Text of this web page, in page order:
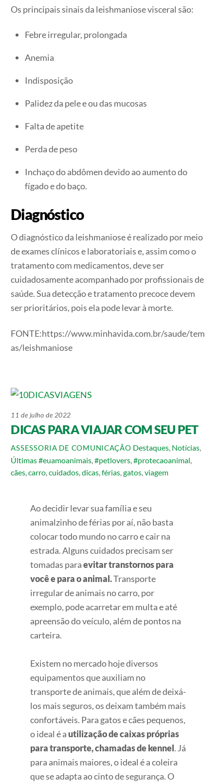
Os principais sinais da leishmaniose visceral são:
Febre irregular, prolongada
Anemia
Indisposição
Palidez da pele e ou das mucosas
Falta de apetite
Perda de peso
Inchaço do abdômen devido ao aumento do
fígado e do baço.
Diagnóstico
O diagnóstico da leishmaniose é realizado por meio
de exames clínicos e laboratoriais e, assim como o
tratamento com medicamentos, deve ser
cuidadosamente acompanhado por profissionais de
saúde. Sua detecção e tratamento precoce devem
ser prioritários, pois ela pode levar à morte.
FONTE:https://www.minhavida.com.br/saude/tem
as/leishmaniose
11 de julho de 2022
DICAS PARA VIAJAR COM SEU PET
ASSESSORIA DE COMUNICAÇÃO Destaques, Notícias,
Últimas#euamoanimais ,#petlovers ,#protecaoanimal
cães ,carro ,cuidados ,dicas ,férias ,gatos ,viagem
Ao decidir levar sua família e seu
animalzinho de férias por aí, não basta
colocar todo mundo no carro e cair na
estrada. Alguns cuidados precisam ser
tomadas paraevitar transtornos para
você e para o animal.Transporte
irregular de animais no carro, por
exemplo, pode acarretar em multa e até
apreensão do veículo, além de pontos na
carteira.
Existem no mercado hoje diversos
equipamentos que auxiliam no
transporte de animais, que além de deixá-
los mais seguros, os deixam também mais
confortáveis. Para gatos e cães pequenos,
o ideal é a utilização de caixas próprias
para transporte, chamadas de kennel. Já
para animais maiores, o ideal é a coleira
que se adapta ao cinto de segurança. O